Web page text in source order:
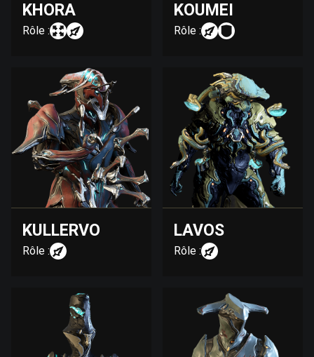
KHORA
Rôle :
KOUMEI
Rôle :
KULLERVO
Rôle :
LAVOS
Rôle :